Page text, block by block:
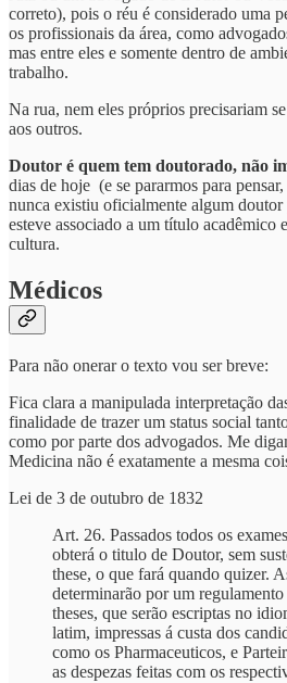
correto), pois o réu é considerado uma
os profissionais da área, como
mas entre eles e somente dentro de
trabalho.
Na rua, nem eles próprios precisariam
aos outros.
Doutor é quem tem doutorado, não
dias de hoje (e se pararmos para
nunca existiu oficialmente algum doutor
esteve associado a um título acadêmico
cultura.
Médicos
Para não onerar o texto vou ser breve:
Fica clara a manipulada interpretação
finalidade de trazer um status social
como por parte dos advogados. Me
Medicina não é exatamente a mesma
Lei de 3 de outubro de 1832
Art. 26. Passados todos os
obterá o titulo de Doutor, sem
these, o que fará quando quizer.
determinarão por um regulamento
theses, que serão escriptas no
latim, impressas á custa dos
como os Pharmaceuticos, e
as despezas feitas com os